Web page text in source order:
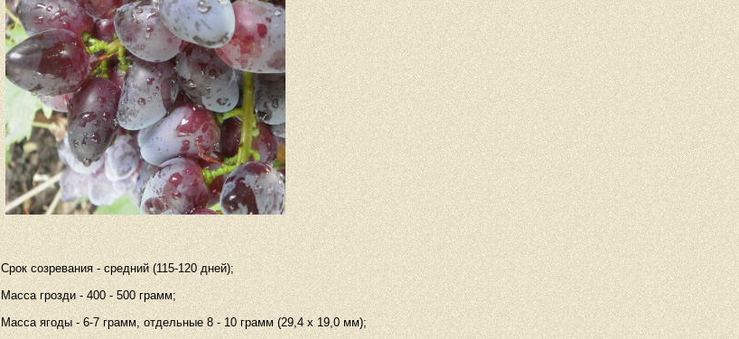
Срок созревания - средний (115-120 дней);
Масса грозди - 400 - 500 грамм;
Масса ягоды - 6-7 грамм, отдельные 8 - 10 грамм (29,4 х 19,0 мм);